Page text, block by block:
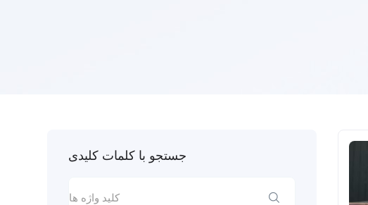
جستجو با کلمات کلیدی